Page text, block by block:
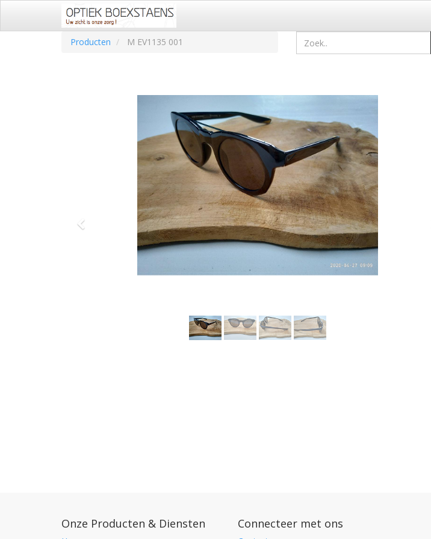
Producten M EV1135 001
Onze Producten & Diensten Connecteer met ons